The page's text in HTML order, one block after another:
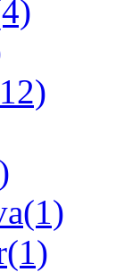
(1)
(1)